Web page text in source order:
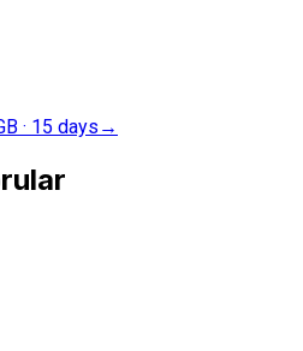
· 15 days →